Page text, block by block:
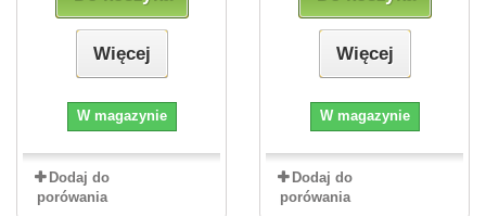
Więcej
W magazynie
Dodaj do
porówania
Więcej
W magazynie
Dodaj do
porówania